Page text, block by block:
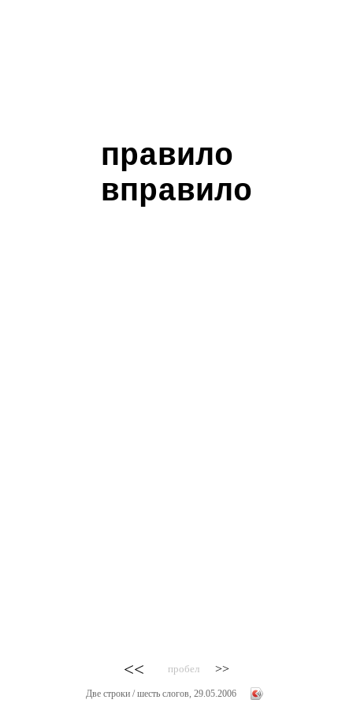
правило
вправило
<< пробел >>
Две строки / шесть слогов, 29.05.2006